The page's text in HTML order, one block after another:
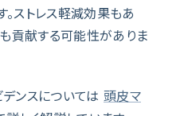
ストレス軽減効果もあ
貢献する可能性がありま
デンスについては頭皮マ